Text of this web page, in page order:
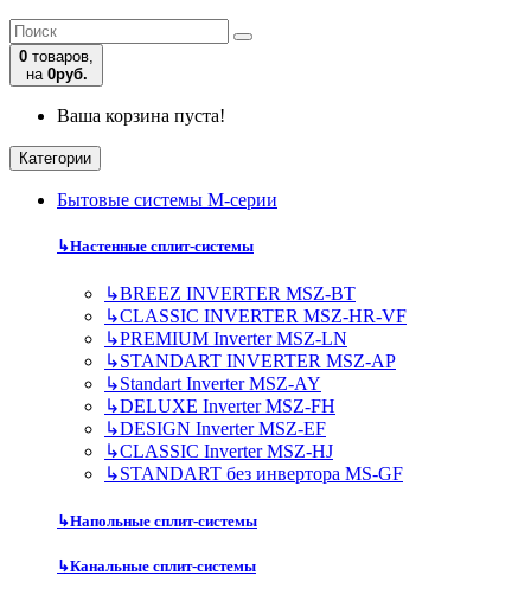
0 товаров,
на 0руб.
Ваша корзина пуста!
Категории
Бытовые системы M-серии
↳Настенные сплит-системы
↳BREEZ INVERTER MSZ-BT
↳CLASSIC INVERTER MSZ-HR-VF
↳PREMIUM Inverter MSZ-LN
↳STANDART INVERTER MSZ-AP
↳Standart Inverter MSZ-AY
↳DELUXE Inverter MSZ-FH
↳DESIGN Inverter MSZ-EF
↳CLASSIC Inverter MSZ-HJ
↳STANDART без инвертора MS-GF
↳Напольные сплит-системы
↳Канальные сплит-системы